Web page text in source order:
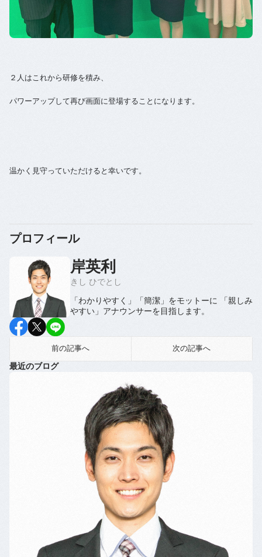
２人はこれから研修を積み、
パワーアップして再び画面に登場することになります。
温かく見守っていただけると幸いです。
プロフィール
きし ひでとし
岸英利
「わかりやすく」「簡潔」をモットーに 「親しみ
やすい」アナウンサーを目指します。
前の記事へ 次の記事へ
最近のブログ